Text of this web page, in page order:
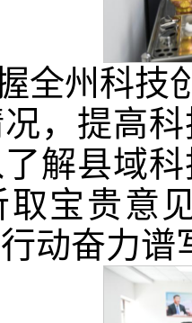
全州科技
，提高
解县域
取宝贵意
动奋力